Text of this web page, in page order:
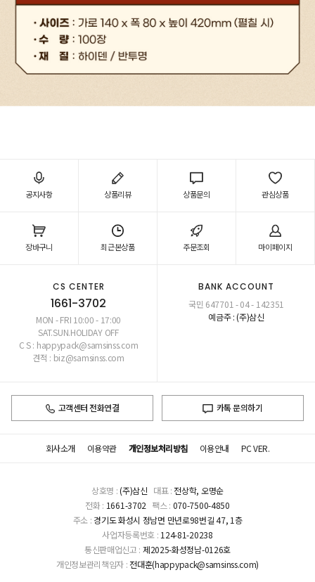
공지사항 상품리뷰 상품문의 관심상품
장바구니 최근본상품 주문조회 마이페이지
CS CENTER
1661-3702
MON - FRI 10:00 - 17:00
SAT.SUN.HOLIDAY OFF
C S : happypack@samsinss.com
견적 : biz@samsinss.com
BANK ACCOUNT
국민 647701 - 04 - 142351
예금주 : (주)삼신
고객센터 전화연결 카톡 문의하기
회사소개 이용약관 개인정보처리방침 이용안내 PC VER.
상호명 :(주)삼신 대표 : 전상학, 오명순
전화 : 1661-3702 팩스 : 070-7500-4850
주소 : 경기도 화성시 정남면 만년로98번길 47, 1층
사업자등록번호 : 124-81-20238
통신판매업신고 : 제2025-화성정남-0126호
개인정보관리책임자 : 전대훈(happypack@samsinss.com)